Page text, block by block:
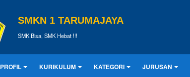
SMKN 1 TARUMAJAYA
SMK Bisa, SMK Hebat !!!
PROFIL KURIKULUM KATEGORI JURUSAN